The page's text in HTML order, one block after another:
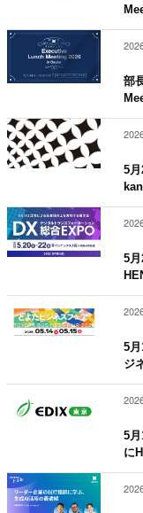
部
5
5
5
ジ
5
に